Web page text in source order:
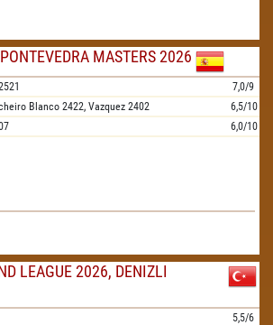
MASTERS 2026
7,0/9
Blanco 2422, Vazquez 2402
6,5/10
6,0/10
LEAGUE 2026, DENIZLI
5,5/6